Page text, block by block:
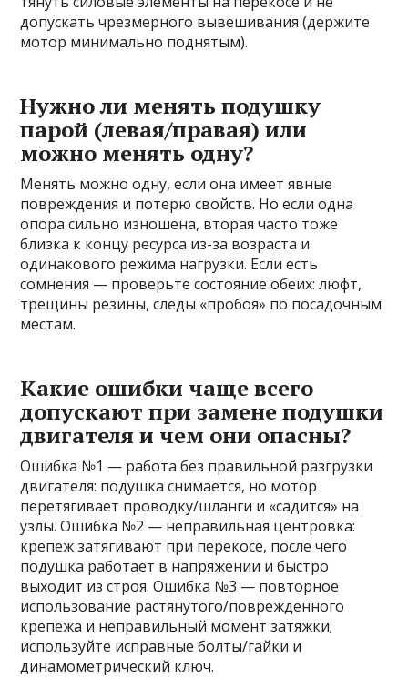
допускать чрезмерного вывешивания (держите
мотор минимально поднятым).
Нужно ли менять подушку
парой (левая/правая) или
можно менять одну?
Менять можно одну, если она имеет явные
повреждения и потерю свойств. Но если одна
опора сильно изношена, вторая часто тоже
близка к концу ресурса из-за возраста и
одинакового режима нагрузки. Если есть
сомнения — проверьте состояние обеих: люфт,
трещины резины, следы «пробоя» по посадочным
местам.
Какие ошибки чаще всего
допускают при замене подушки
двигателя и чем они опасны?
Ошибка №1 — работа без правильной разгрузки
двигателя: подушка снимается, но мотор
перетягивает проводку/шланги и «садится» на
узлы. Ошибка №2 — неправильная центровка:
крепеж затягивают при перекосе, после чего
подушка работает в напряжении и быстро
выходит из строя. Ошибка №3 — повторное
использование растянутого/поврежденного
крепежа и неправильный момент затяжки;
используйте исправные болты/гайки и
динамометрический ключ.